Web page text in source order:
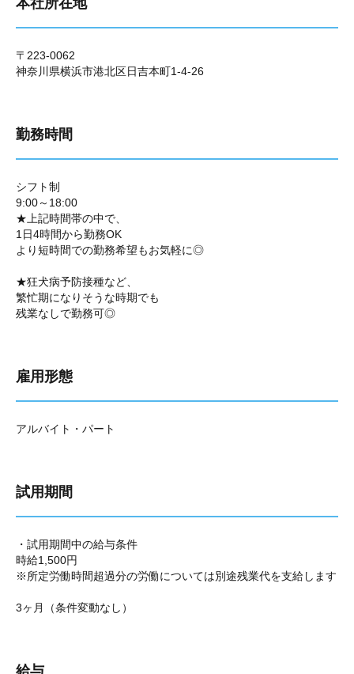
本社所在地
〒223-0062
神奈川県横浜市港北区日吉本町1-4-26
勤務時間
シフト制
9:00～18:00
★上記時間帯の中で、
1日4時間から勤務OK
より短時間での勤務希望もお気軽に◎
★狂犬病予防接種など、
繁忙期になりそうな時期でも
残業なしで勤務可◎
雇用形態
アルバイト・パート
試用期間
・試用期間中の給与条件
時給1,500円
※所定労働時間超過分の労働については別途残業代を支給します
3ヶ月（条件変動なし）
給与